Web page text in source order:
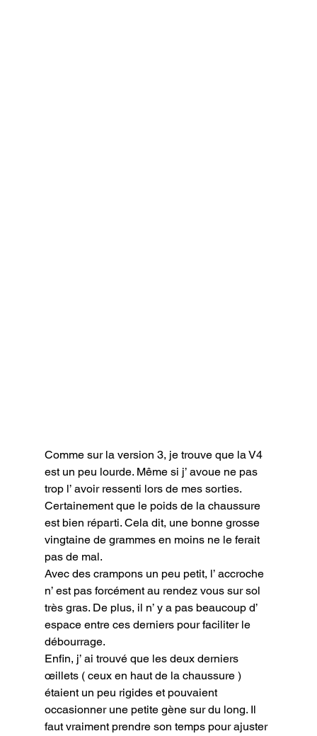
Comme sur la version 3, je trouve que la V4
est un peu lourde. Même si j’ avoue ne pas
trop l’ avoir ressenti lors de mes sorties.
Certainement que le poids de la chaussure
est bien réparti. Cela dit, une bonne grosse
vingtaine de grammes en moins ne le ferait
pas de mal.
Avec des crampons un peu petit, l’ accroche
n’ est pas forcément au rendez vous sur sol
très gras. De plus, il n’ y a pas beaucoup d’
espace entre ces derniers pour faciliter le
débourrage.
Enfin, j’ ai trouvé que les deux derniers
œillets ( ceux en haut de la chaussure )
étaient un peu rigides et pouvaient
occasionner une petite gène sur du long. Il
faut vraiment prendre son temps pour ajuster